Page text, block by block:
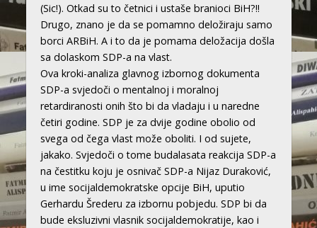
(Sic!). Otkad su to četnici i ustaše branioci BiH?!!
Drugo, znano je da se pomamno deložiraju samo
borci ARBiH. A i to da je pomama deložacija došla
sa dolaskom SDP-a na vlast.
Ova kroki-analiza glavnog izbornog dokumenta
SDP-a svjedoči o mentalnoj i moralnoj
retardiranosti onih što bi da vladaju i u naredne
četiri godine. SDP je za dvije godine obolio od
svega od čega vlast može oboliti. I od sujete,
jakako. Svjedoči o tome budalasata reakcija SDP-a
na čestitku koju je osnivač SDP-a Nijaz Duraković,
u ime socijaldemokratske opcije BiH, uputio
Gerhardu Šrederu za izbornu pobjedu. SDP bi da
bude eksluzivni vlasnik socijaldemokratije, kao i